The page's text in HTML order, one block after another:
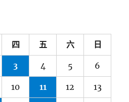
四 五 六 日
3 4 5 6
10 11 12 13